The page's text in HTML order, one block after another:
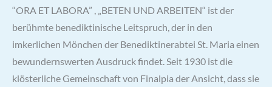
“ORA ET LABORA” , „BETEN UND ARBEITEN“ ist der
berühmte benediktinische Leitspruch, der in den
imkerlichen Mönchen der Benediktinerabtei St. Maria einen
bewundernswerten Ausdruck findet. Seit 1930 ist die
klösterliche Gemeinschaft von Finalpia der Ansicht, dass sie